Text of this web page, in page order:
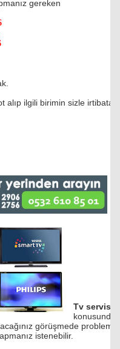
gereken
alıp ilgili birimin sizle irtibata
Tv servisi
konusunda
görüşmede problemi
istenebilir.